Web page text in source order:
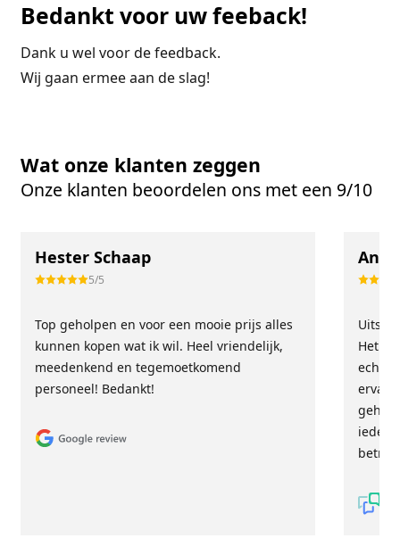
Bedankt voor uw feeback!
Dank u wel voor de feedback.
Wij gaan ermee aan de slag!
Wat onze klanten zeggen
Onze klanten beoordelen ons met een 9/10
Hester Schaap
5/5
Top geholpen en voor een mooie prijs alles
kunnen kopen wat ik wil. Heel vriendelijk,
meedenkend en tegemoetkomend
personeel! Bedankt!
Het
echt